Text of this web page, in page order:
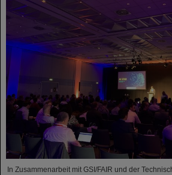
In Zusammenarbeit mit GSI/FAIR und der